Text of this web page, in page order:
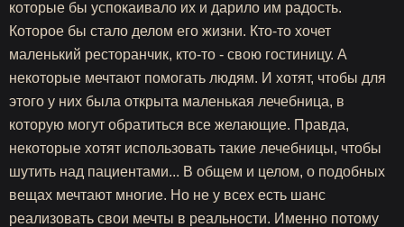
которые бы успокаивало их и дарило им радость.
Которое бы стало делом его жизни. Кто-то хочет
маленький ресторанчик, кто-то - свою гостиницу. А
некоторые мечтают помогать людям. И хотят, чтобы для
этого у них была открыта маленькая лечебница, в
которую могут обратиться все желающие. Правда,
некоторые хотят использовать такие лечебницы, чтобы
шутить над пациентами... В общем и целом, о подобных
вещах мечтают многие. Но не у всех есть шанс
реализовать свои мечты в реальности. Именно потому